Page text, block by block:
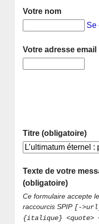
Votre nom
Se
Votre adresse email
Titre (obligatoire)
Texte de votre
(obligatoire)
Ce formulaire accepte
raccourcis SPIP [-
{italique} <quote>